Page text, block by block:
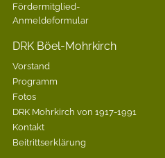
Fördermitglied-
Anmeldeformular
DRK Böel-Mohrkirch
Vorstand
Programm
Fotos
DRK Mohrkirch von 1917-1991
Kontakt
Beitrittserklärung